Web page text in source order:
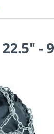
- 9